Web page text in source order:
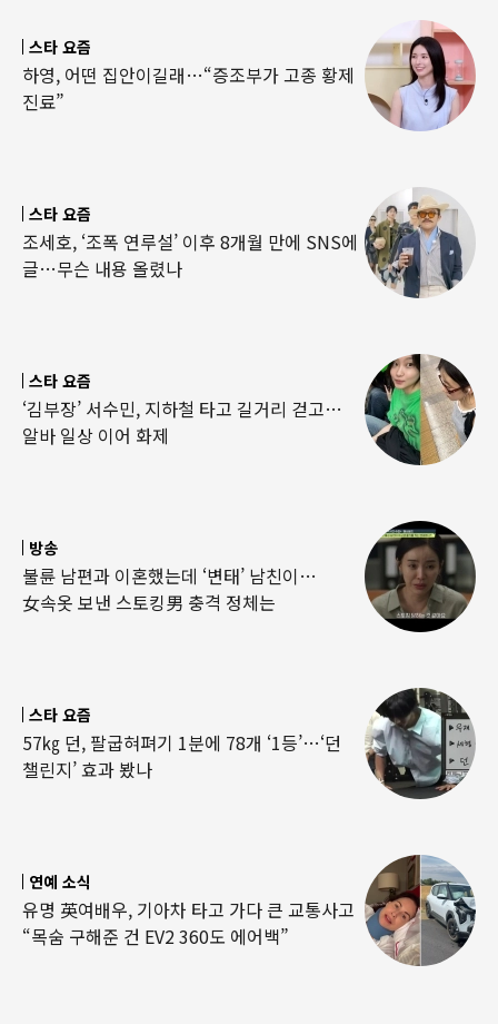
스타 요즘
하영, 어떤 집안이길래…“증조부가 고종 황제
진료”
스타 요즘
조세호, ‘조폭 연루설’ 이후 8개월 만에 SNS에
글…무슨 내용 올렸나
스타 요즘
‘김부장’ 서수민, 지하철 타고 길거리 걷고…
알바 일상 이어 화제
방송
불륜 남편과 이혼했는데 ‘변태’ 남친이…
女속옷 보낸 스토킹男 충격 정체는
스타 요즘
57㎏ 던, 팔굽혀펴기 1분에 78개 ‘1등’…‘던
챌린지’ 효과 봤나
연예 소식
유명 英여배우, 기아차 타고 가다 큰 교통사고
“목숨 구해준 건 EV2 360도 에어백”